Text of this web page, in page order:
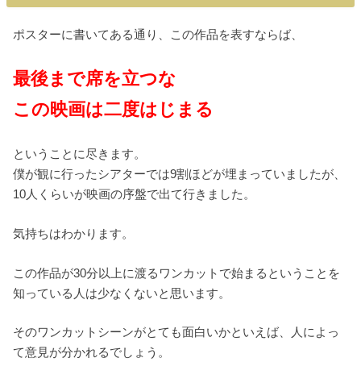
ポスターに書いてある通り、この作品を表すならば、
最後まで席を立つな
この映画は二度はじまる
ということに尽きます。
僕が観に行ったシアターでは9割ほどが埋まっていましたが、
10人くらいが映画の序盤で出て行きました。
気持ちはわかります。
この作品が30分以上に渡るワンカットで始まるということを
知っている人は少なくないと思います。
そのワンカットシーンがとても面白いかといえば、人によっ
て意見が分かれるでしょう。